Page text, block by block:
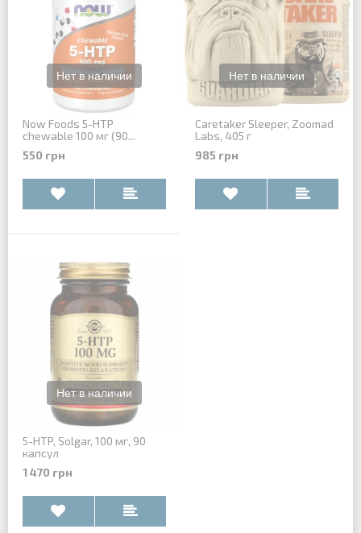
Now Foods 5-HTP
chewable 100 мг (90...
550 грн
Caretaker Sleeper, Zoomad
Labs, 405 г
985 грн
5-HTP, Solgar, 100 мг, 90
капсул
1 470 грн